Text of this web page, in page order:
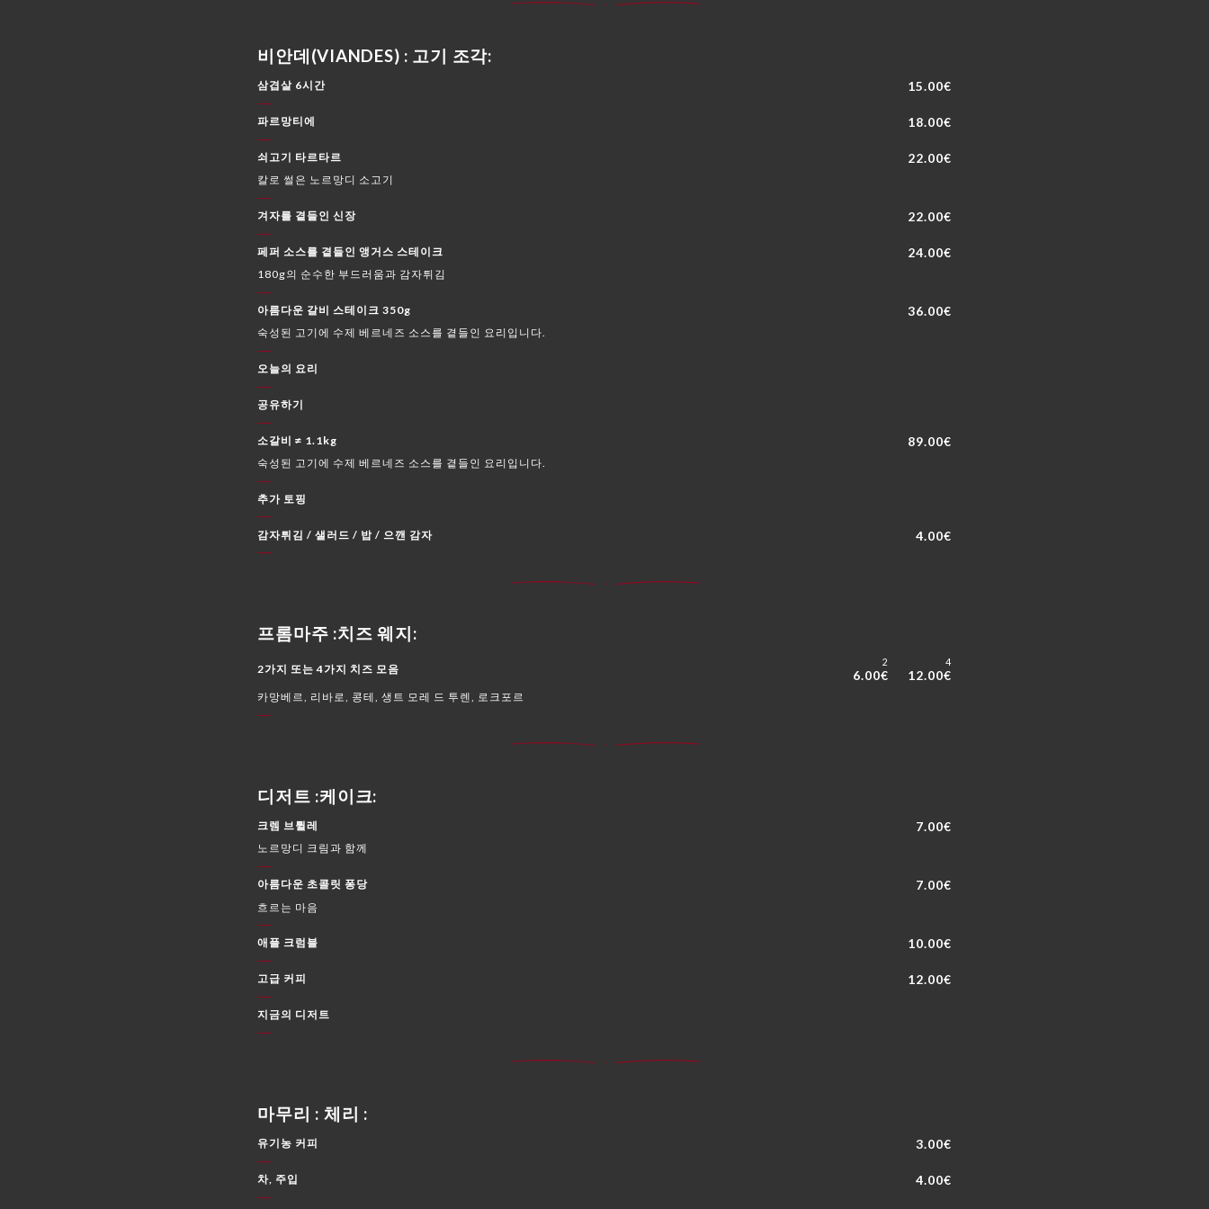
비안데(VIANDES) : 고기 조각:
삼겹살 6시간 15.00€
파르망티에 18.00€
쇠고기 타르타르 22.00€
칼로 썰은 노르망디 소고기
겨자를 곁들인 신장 22.00€
페퍼 소스를 곁들인 앵거스 스테이크 24.00€
180g의 순수한 부드러움과 감자튀김
아름다운 갈비 스테이크 350g 36.00€
숙성된 고기에 수제 베르네즈 소스를 곁들인 요리입니다.
오늘의 요리
공유하기
소갈비 ≠ 1.1kg 89.00€
숙성된 고기에 수제 베르네즈 소스를 곁들인 요리입니다.
추가 토핑
감자튀김 / 샐러드 / 밥 / 으깬 감자 4.00€
프롬마주 :치즈 웨지:
2가지 또는 4가지 치즈 모음 2
6.00€
4
12.00€
카망베르, 리바로, 콩테, 생트 모레 드 투렌, 로크포르
디저트 :케이크:
크렘 브륄레 7.00€
노르망디 크림과 함께
아름다운 초콜릿 퐁당 7.00€
흐르는 마음
애플 크럼블 10.00€
고급 커피 12.00€
지금의 디저트
마무리 : 체리 :
유기농 커피 3.00€
차, 주입 4.00€